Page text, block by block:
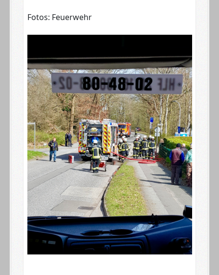
Fotos: Feuerwehr